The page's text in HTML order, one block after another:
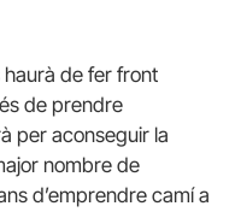
de fer front
de prendre
per aconseguir la
nombre de
d’emprendre camí a